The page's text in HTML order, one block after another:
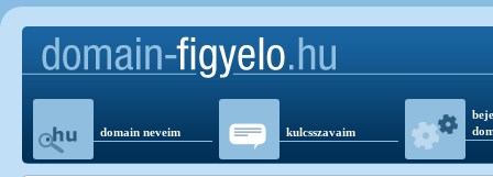
domain neveim kulcsszavaim